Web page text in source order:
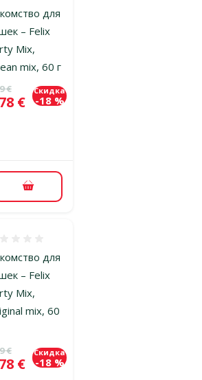
для
– Felix
Mix,
mix, 60 г
цена
€
€
Скидка
-18 %
В корзину
для
– Felix
Mix,
mix, 60
цена
€
€
Скидка
-18 %